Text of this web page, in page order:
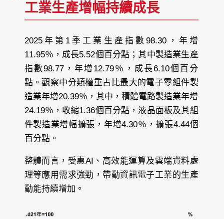
工業生產增幅持續成長
2025年第1季工業生產指數98.30，年增
11.95％，成長5.52個百分點；其中製造業生產
指數98.77，年增12.79％，成長6.10個百分
點。觀察中分類權重占比最大的電子零組件製
造業年增20.39％，其中，積體電路製造業年增
24.19％，收縮1.36個百分點，液晶面板及其組
件製造業增幅擴張，年增4.30％，擴張4.44個
百分點。
整體而言，受惠AI、高效能運算及雲端資料處
理等應用需求強勁，帶動資訊電子工業的生產
動能持續增加。